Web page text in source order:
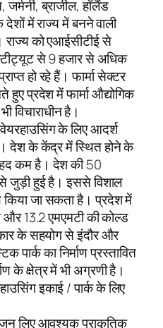
ब्राजील, हॉलैंड
में राज्य में बनने वाली
राज्य को एआईसीटीई से
से 9 हजार से अधिक
हो रहे हैं। फार्मा सेक्टर
प्रदेश में फार्मा औद्योगिक
विचाराधीन है।
के लिए आदर्श
देश के केंद्र में स्थित होने के
कम है। देश की 50
जुड़ी हुई है। इससे विशाल
किया जा सकता है। प्रदेश में
और 13.2 एमएमटी की कोल्ड
के सहयोग से इंदौर और
पार्क का निर्माण प्रस्तावित
के क्षेत्र में भी अग्रणी है।
इकाई / पार्क के लिए
लिए आवश्यक प्राकृतिक